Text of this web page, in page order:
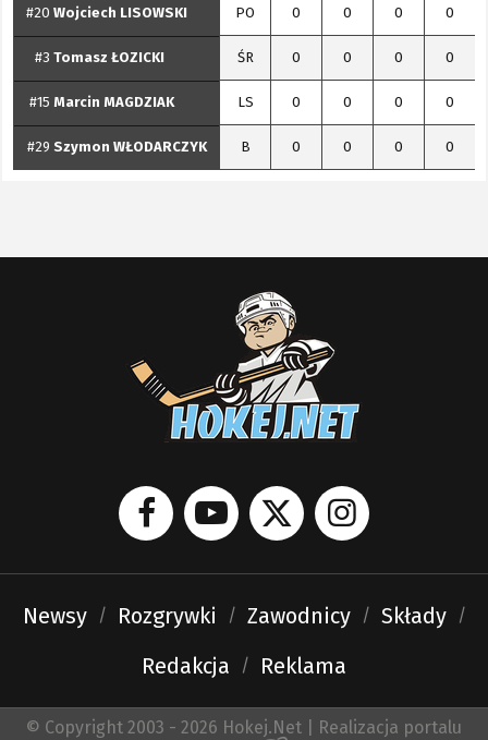
#20 Wojciech LISOWSKI PO 0 0 0 0
#3 Tomasz ŁOZICKI ŚR 0 0 0 0
#15 Marcin MAGDZIAK LS 0 0 0 0
#29 Szymon WŁODARCZYK B 0 0 0 0
Newsy Rozgrywki Zawodnicy
Składy
Redakcja
Reklama
© Copyright 2003 - 2026 Hokej.Net | Realizacja portalu